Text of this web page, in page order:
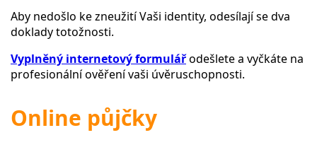
Aby nedošlo ke zneužití Vaši identity, odesílají se dva
doklady totožnosti.
Vyplněný internetový formulářodešlete a vyčkáte na
profesionální ověření vaši úvěruschopnosti.
Online půjčky